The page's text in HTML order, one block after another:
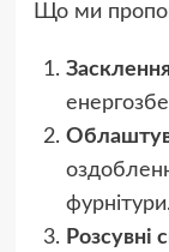
Що ми
фурнітури.
Розсувні